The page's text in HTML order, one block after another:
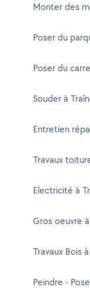
Monter des
Poser du
Poser du
Souder à
Entretien
Travaux
Electricité à
Gros oeuvre
Travaux Bois
Peindre -